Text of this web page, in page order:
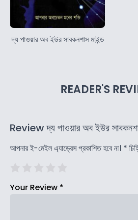
দ্য পাওয়ার অব ইউর সাবকনশাস মাইন্ড
READER'S
Review দ্য পাওয়ার অব ইউর
আপনার ই-মেইল এ্যাড্রেস প্রকাশিত হবে না। *
Your Review *